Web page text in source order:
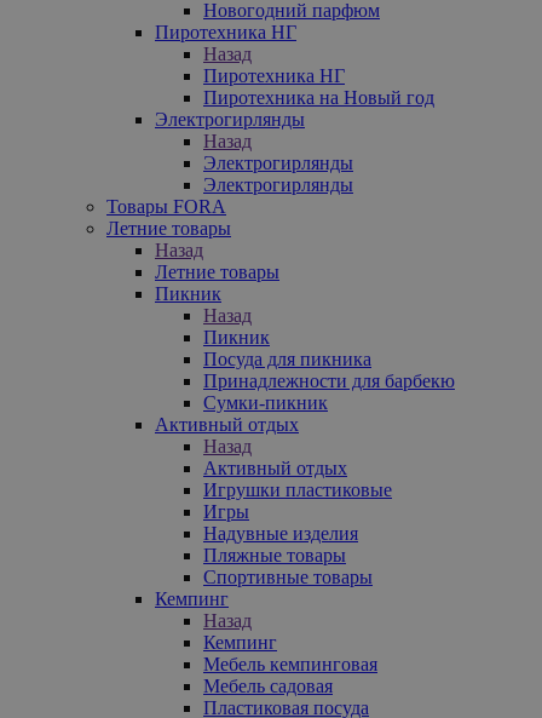
Новогодний парфюм
Пиротехника НГ
Назад
Пиротехника НГ
Пиротехника на Новый год
Электрогирлянды
Назад
Электрогирлянды
Электрогирлянды
Товары FORA
Летние товары
Назад
Летние товары
Пикник
Назад
Пикник
Посуда для пикника
Принадлежности для барбекю
Сумки-пикник
Активный отдых
Назад
Активный отдых
Игрушки пластиковые
Игры
Надувные изделия
Пляжные товары
Спортивные товары
Кемпинг
Назад
Кемпинг
Мебель кемпинговая
Мебель садовая
Пластиковая посуда